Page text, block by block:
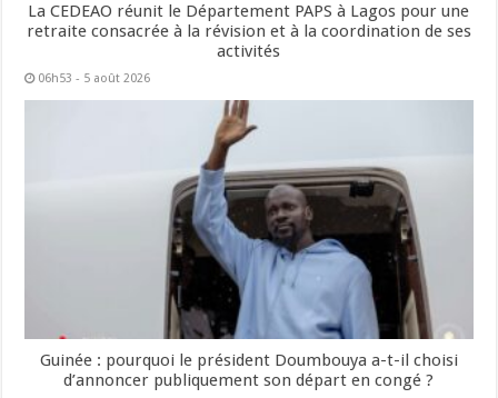
La CEDEAO réunit le Département PAPS à Lagos pour une
retraite consacrée à la révision et à la coordination de ses
activités
06h53 - 5 août 2026
Guinée : pourquoi le président Doumbouya a-t-il choisi
d’annoncer publiquement son départ en congé ?